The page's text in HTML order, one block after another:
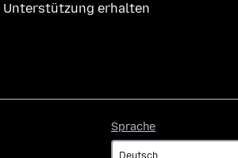
Unterstützung erhalten
Sprache